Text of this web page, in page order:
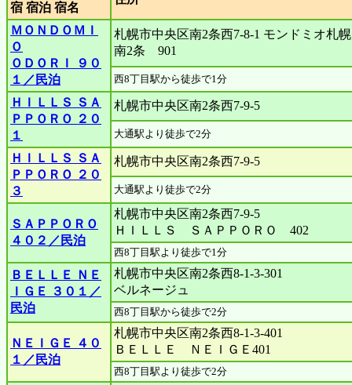
宿 宿泊 宿名
ＭＯＮＤＯＭＩ
Ｏ
ＯＤＯＲＩ ９０
１／民泊
札幌市中央区南2条西7-8-1 モンドミオ札
南2条 901
西8丁目駅から徒歩で1分
ＨＩＬＬＳ ＳＡ
ＰＰＯＲＯ ２０
１
札幌市中央区南2条西7-9-5
大通駅より徒歩で2分
ＨＩＬＬＳ ＳＡ
ＰＰＯＲＯ ２０
３
札幌市中央区南2条西7-9-5
大通駅より徒歩で2分
ＳＡＰＰＯＲＯ
４０２／民泊
札幌市中央区南2条西7-9-5
ＨＩＬＬＳ ＳＡＰＰＯＲＯ 402
西8丁目駅より徒歩で1分
ＢＥＬＬＥ ＮＥ
ＩＧＥ ３０１／
民泊
札幌市中央区南2条西8-1-3-301
ベルネージュ
西8丁目駅から徒歩で2分
ＮＥＩＧＥ ４０
１／民泊
札幌市中央区南2条西8-1-3-401
ＢＥＬＬＥ ＮＥＩＧＥ401
西8丁目駅より徒歩で2分